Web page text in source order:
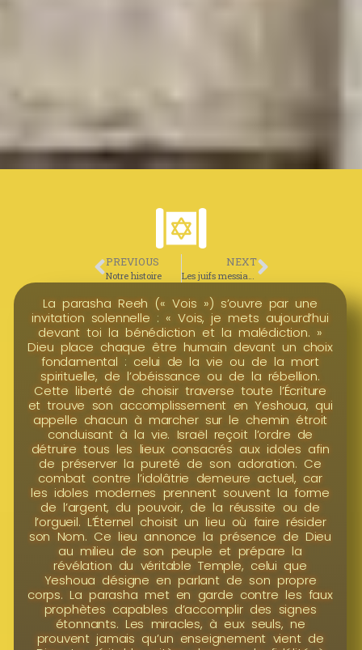
La parasha Reeh (« Vois ») s’ouvre par une
invitation solennelle : « Vois, je mets aujourd’hui
devant toi la bénédiction et la malédiction. »
Dieu place chaque être humain devant un choix
fondamental : celui de la vie ou de la mort
spirituelle, de l’obéissance ou de la rébellion.
Cette liberté de choisir traverse toute l’Écriture
et trouve son accomplissement en Yeshoua, qui
appelle chacun à marcher sur le chemin étroit
conduisant à la vie. Israël reçoit l’ordre de
détruire tous les lieux consacrés aux idoles afin
de préserver la pureté de son adoration. Ce
combat contre l’idolâtrie demeure actuel, car
les idoles modernes prennent souvent la forme
de l’argent, du pouvoir, de la réussite ou de
l’orgueil. L’Éternel choisit un lieu où faire résider
son Nom. Ce lieu annonce la présence de Dieu
au milieu de son peuple et prépare la
révélation du véritable Temple, celui que
Yeshoua désigne en parlant de son propre
corps. La parasha met en garde contre les faux
prophètes capables d’accomplir des signes
étonnants. Les miracles, à eux seuls, ne
prouvent jamais qu’un enseignement vient de
PREVIOUS
Notre histoire
NEXT